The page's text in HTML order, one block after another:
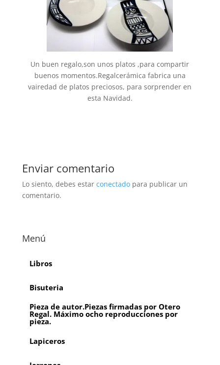
Un buen regalo,son unos platos ,para compartir
buenos momentos.Regalcerámica fabrica una
vairedad de platos preciosos, para sorprender en
esta Navidad.
Enviar comentario
Lo siento, debes estar conectadopara publicar un
comentario.
Menú
Libros
Bisuteria
Pieza de autor.Piezas firmadas por Otero
Regal. Máximo ocho reproducciones por
pieza.
Lapiceros